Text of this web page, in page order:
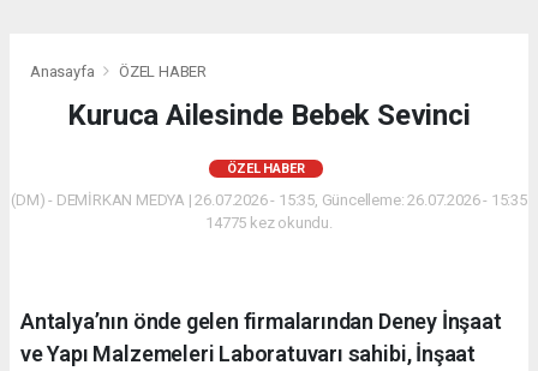
Anasayfa ÖZEL HABER
Kuruca Ailesinde Bebek Sevinci
ÖZEL HABER
(DM) - DEMİRKAN MEDYA | 26.07.2026 - 15:35, Güncelleme: 26.07.2026 - 15:35
14775 kez okundu.
Antalya’nın önde gelen firmalarından Deney İnşaat
ve Yapı Malzemeleri Laboratuvarı sahibi, İnşaat